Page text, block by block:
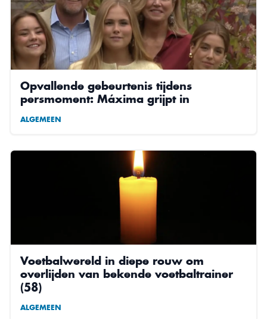
Opvallende gebeurtenis tijdens
persmoment: Máxima grijpt in
ALGEMEEN
Voetbalwereld in diepe rouw om
overlijden van bekende voetbaltrainer
(58)
ALGEMEEN